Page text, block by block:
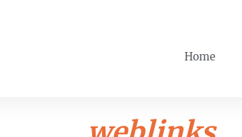
Home